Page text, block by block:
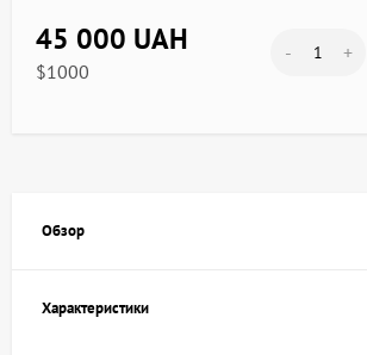
45 000 UAH
$1000
- +
Обзор
Характеристики